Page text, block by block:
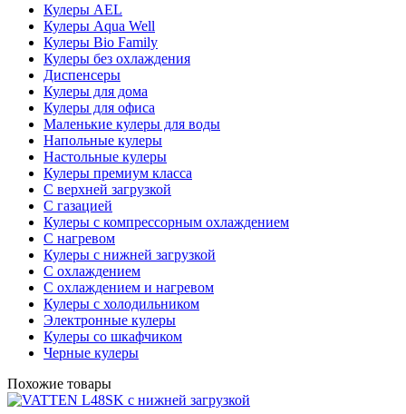
Кулеры AEL
Кулеры Aqua Well
Кулеры Bio Family
Кулеры без охлаждения
Диспенсеры
Кулеры для дома
Кулеры для офиса
Маленькие кулеры для воды
Напольные кулеры
Настольные кулеры
Кулеры премиум класса
С верхней загрузкой
С газацией
Кулеры с компрессорным охлаждением
С нагревом
Кулеры с нижней загрузкой
С охлаждением
С охлаждением и нагревом
Кулеры с холодильником
Электронные кулеры
Кулеры со шкафчиком
Черные кулеры
Похожие товары